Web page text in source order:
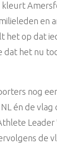
kleurt
en
het op dat
dat het nu
nog
én de
de